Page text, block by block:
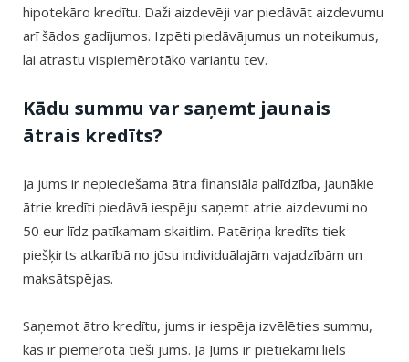
hipotekāro kredītu. Daži aizdevēji var piedāvāt aizdevumu
arī šādos gadījumos. Izpēti piedāvājumus un noteikumus,
lai atrastu vispiemērotāko variantu tev.
Kādu summu var saņemt jaunais
ātrais kredīts?
Ja jums ir nepieciešama ātra finansiāla palīdzība, jaunākie
ātrie kredīti piedāvā iespēju saņemt atrie aizdevumi no
50 eur līdz patīkamam skaitlim. Patēriņa kredīts tiek
piešķirts atkarībā no jūsu individuālajām vajadzībām un
maksātspējas.
Saņemot ātro kredītu, jums ir iespēja izvēlēties summu,
kas ir piemērota tieši jums. Ja Jums ir pietiekami liels